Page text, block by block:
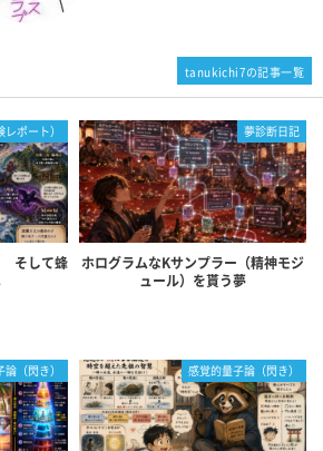
ポート）
そして蜂
夢診断日記
ホログラムなKサンプラー（精神モジ
ュール）を貰う夢
（閃き） 感覚的量子論（閃き）
tanukichi7の記事一覧